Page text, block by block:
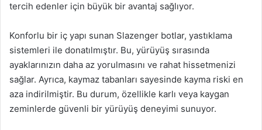
tercih edenler için büyük bir avantaj sağlıyor.
Konforlu bir iç yapı sunan Slazenger botlar, yastıklama
sistemleri ile donatılmıştır. Bu, yürüyüş sırasında
ayaklarınızın daha az yorulmasını ve rahat hissetmenizi
sağlar. Ayrıca, kaymaz tabanları sayesinde kayma riski en
aza indirilmiştir. Bu durum, özellikle karlı veya kaygan
zeminlerde güvenli bir yürüyüş deneyimi sunuyor.